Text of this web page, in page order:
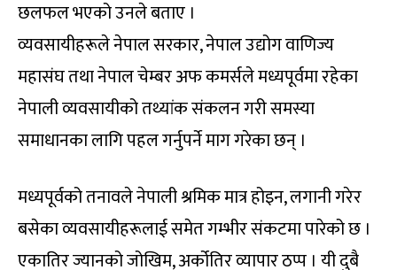
छलफल भएको उनले बताए ।
व्यवसायीहरूले नेपाल सरकार, नेपाल उद्योग वाणिज्य
महासंघ तथा नेपाल चेम्बर अफ कमर्सले मध्यपूर्वमा रहेका
नेपाली व्यवसायीको तथ्यांक संकलन गरी समस्या
समाधानका लागि पहल गर्नुपर्ने माग गरेका छन् ।
मध्यपूर्वको तनावले नेपाली श्रमिक मात्र होइन, लगानी गरेर
बसेका व्यवसायीहरूलाई समेत गम्भीर संकटमा पारेको छ ।
एकातिर ज्यानको जोखिम, अर्कोतिर व्यापार ठप्प । यी दुबै